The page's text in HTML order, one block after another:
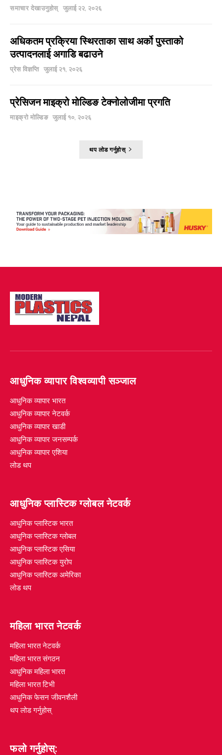
समाचार देखाउनुहोस् जुलाई २२, २०२६
अधिकतम प्रक्रिया स्थिरताका साथ अर्को पुस्ताको
उत्पादनलाई अगाडि बढाउने
प्रेस विज्ञप्ति जुलाई २१, २०२६
प्रेसिजन माइक्रो मोल्डिङ टेक्नोलोजीमा प्रगति
माइक्रो मोल्डिङ जुलाई १०, २०२६
थप लोड गर्नुहोस्
आधुनिक व्यापार विश्वव्यापी सञ्जाल
आधुनिक व्यापार भारत
आधुनिक व्यापार नेटवर्क
आधुनिक व्यापार खाडी
आधुनिक व्यापार जनसम्पर्क
आधुनिक व्यापार एशिया
लोड थप
आधुनिक प्लास्टिक ग्लोबल नेटवर्क
आधुनिक प्लास्टिक भारत
आधुनिक प्लास्टिक ग्लोबल
आधुनिक प्लास्टिक एसिया
आधुनिक प्लास्टिक युरोप
आधुनिक प्लास्टिक अमेरिका
लोड थप
महिला भारत नेटवर्क
महिला भारत नेटवर्क
महिला भारत संगठन
आधुनिक महिला भारत
महिला भारत टिभी
आधुनिक फेसन जीवनशैली
थप लोड गर्नुहोस्
फलो गर्नुहोस्: